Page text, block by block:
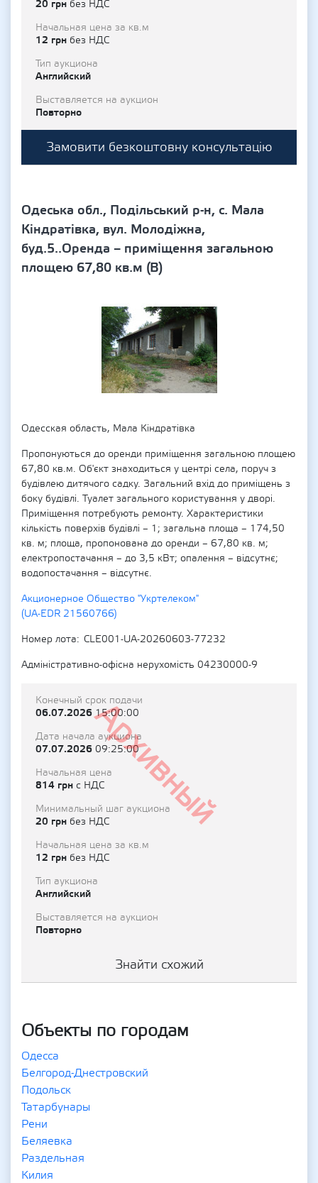
20 грн без НДС
Начальная цена за кв.м
12 грн без НДС
Тип аукциона
Английский
Выставляется на аукцион
Повторно
Замовити безкоштовну консультацію
Одеська обл., Подільський р-н, с. Мала
Кіндратівка, вул. Молодіжна,
буд.5..Оренда – приміщення загальною
площею 67,80 кв.м (В)
Одесская область, Мала Кіндратівка
Пропонуються до оренди приміщення загальною площею
67,80 кв.м. Об'єкт знаходиться у центрі села, поруч з
будівлею дитячого садку. Загальний вхід до приміщень з
боку будівлі. Туалет загального користування у дворі.
Приміщення потребують ремонту. Характеристики
кількість поверхів будівлі – 1; загальна площа – 174,50
кв. м; площа, пропонована до оренди – 67,80 кв. м;
електропостачання – до 3,5 кВт; опалення – відсутнє;
водопостачання – відсутнє.
Акционерное Общество "Укртелеком"
(UA-EDR 21560766)
Номер лота
CLE001-UA-20260603-77232
Адміністративно-офісна нерухомість 04230000-9
Архивный
Конечный срок подачи
06.07.202615:00:00
Дата начала аукциона
07.07.2026 09:25:00
Начальная цена
814 грн с НДС
Минимальный шаг аукциона
20 грн без НДС
Начальная цена за кв.м
12 грн без НДС
Тип аукциона
Английский
Выставляется на аукцион
Повторно
Знайти схожий
Объекты по городам
Одесса
Белгород-Днестровский
Подольск
Татарбунары
Рени
Беляевка
Раздельная
Килия